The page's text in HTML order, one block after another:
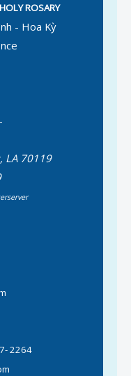
ROSARY
- Hoa Kỳ
LA 70119
2264